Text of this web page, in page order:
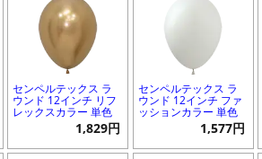
センペルテックス ラ
ウンド 12インチ リフ
レックスカラー 単色
1,829円
センペルテックス ラ
ウンド 12インチ ファ
ッションカラー 単色
1,577円